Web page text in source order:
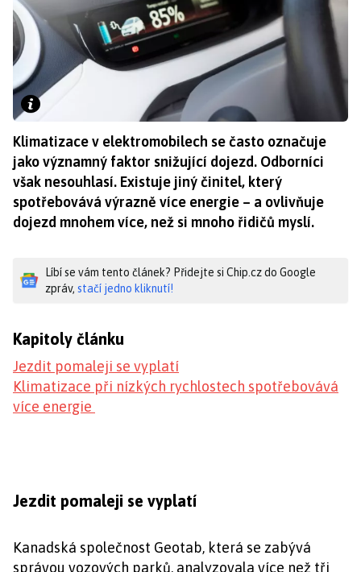
Klimatizace v elektromobilech se často označuje
jako významný faktor snižující dojezd. Odborníci
však nesouhlasí. Existuje jiný činitel, který
spotřebovává výrazně více energie – a ovlivňuje
dojezd mnohem více, než si mnoho řidičů myslí.
Líbí se vám tento článek? Přidejte si Chip.cz do Google
zpráv, stačí jedno kliknutí!
Kapitoly článku
Jezdit pomaleji se vyplatí
Klimatizace při nízkých rychlostech spotřebovává
více energie
Jezdit pomaleji se vyplatí
Kanadská společnost Geotab, která se zabývá
správou vozových parků, analyzovala více než tři